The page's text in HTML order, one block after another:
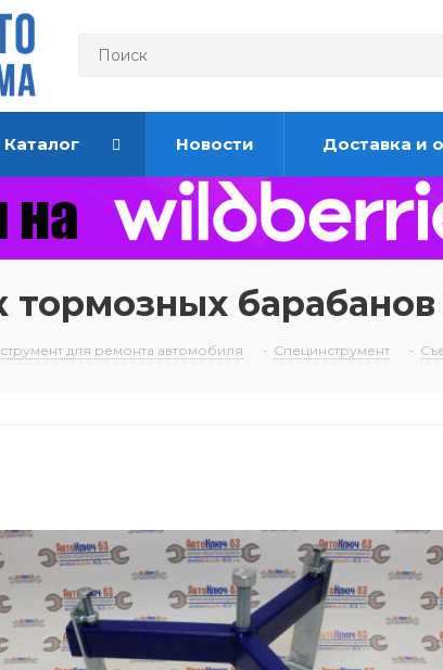
Каталог Новости Доставка и
тормозных
для ремонта автомобиля - Специнструмент -